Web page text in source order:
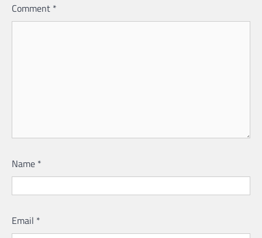
Comment *
Name *
Email *